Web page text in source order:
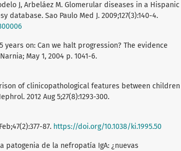
J, Arbeláez M. Glomerular diseases in a Hispanic
Sao Paulo Med J. 2009;127(3):140-4.
on: Can we halt progression? The evidence
May 1, 2004 p. 1041-6.
of clinicopathological features between children
2012 Aug 5;27(8):1293-300.
87. https://doi.org/10.1038/ki.1995.50
patogenia de la nefropatía IgA: ¿nuevas